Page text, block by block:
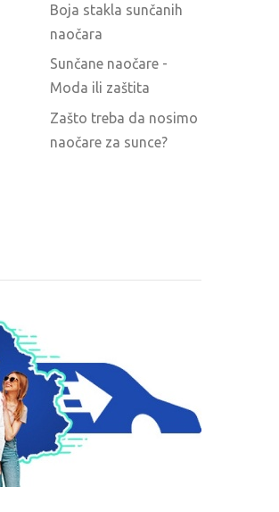
Boja stakla sunčanih
naočara
Sunčane naočare -
Moda ili zaštita
Zašto treba da nosimo
naočare za sunce?